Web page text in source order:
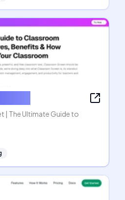
| The Ultimate Guide to